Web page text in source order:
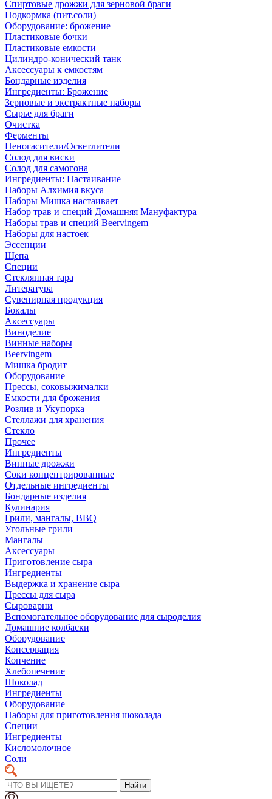
Спиртовые дрожжи для зерновой браги
Подкормка (пит.соли)
Оборудование: брожение
Пластиковые бочки
Пластиковые емкости
Цилиндро-конический танк
Аксессуары к емкостям
Бондарные изделия
Ингредиенты: Брожение
Зерновые и экстрактные наборы
Сырье для браги
Очистка
Ферменты
Пеногасители/Осветлители
Солод для виски
Солод для самогона
Ингредиенты: Настаивание
Наборы Алхимия вкуса
Наборы Мишка настаивает
Набор трав и специй Домашняя Мануфактура
Наборы трав и специй Beervingem
Наборы для настоек
Эссенции
Щепа
Специи
Стеклянная тара
Литература
Сувенирная продукция
Бокалы
Аксессуары
Виноделие
Винные наборы
Beervingem
Мишка бродит
Оборудование
Прессы, соковыжималки
Емкости для брожения
Розлив и Укупорка
Стеллажи для хранения
Стекло
Прочее
Ингредиенты
Винные дрожжи
Соки концентрированные
Отдельные ингредиенты
Бондарные изделия
Кулинария
Грили, мангалы, BBQ
Угольные грили
Мангалы
Аксессуары
Приготовление сыра
Ингредиенты
Выдержка и хранение сыра
Прессы для сыра
Сыроварни
Вспомогательное оборудование для сыроделия
Домашние колбаски
Оборудование
Консервация
Копчение
Хлебопечение
Шоколад
Ингредиенты
Оборудование
Наборы для приготовления шоколада
Специи
Ингредиенты
Кисломолочное
Соли
Найти